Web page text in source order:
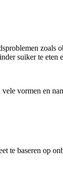
zoals
suiker te eten
vormen en
te baseren op